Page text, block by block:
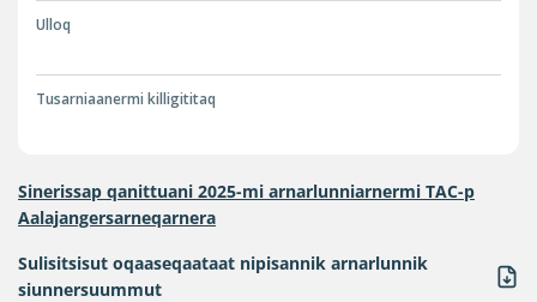
Ulloq
Tusarniaanermi killigititaq
Sinerissap qanittuani 2025-mi arnarlunniarnermi TAC-p
Aalajangersarneqarnera
Sulisitsisut oqaaseqaataat nipisannik arnarlunnik
siunnersuummut